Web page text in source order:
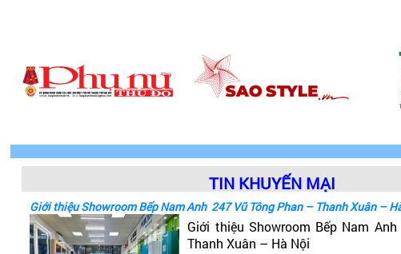
TIN KHUYẾN MẠI
Giới thiệu Showroom Bếp Nam Anh 247 Vũ Tông Phan – Thanh Xuân –
Giới thiệu Showroom Bếp Nam
Thanh Xuân – Hà Nội